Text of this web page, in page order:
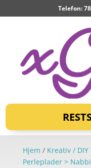
Telefon:
Hjem / Kreativ /
Perleplader >